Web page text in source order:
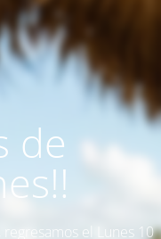
de
el Lunes 10